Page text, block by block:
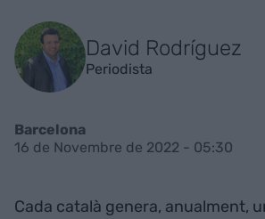
David Rodríguez
Periodista
Barcelona
16 de Novembre de 2022 - 05:30
Cada català genera, anualment,